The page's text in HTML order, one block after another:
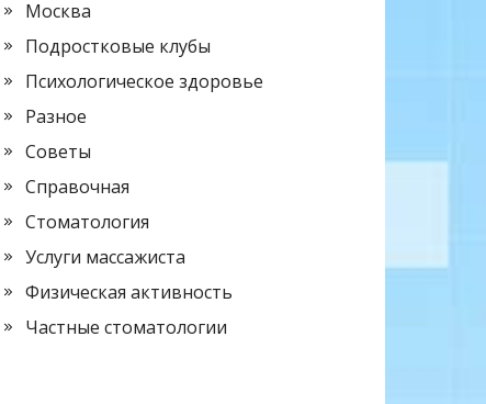
Москва
Подростковые клубы
Психологическое здоровье
Разное
Советы
Справочная
Стоматология
Услуги массажиста
Физическая активность
Частные стоматологии